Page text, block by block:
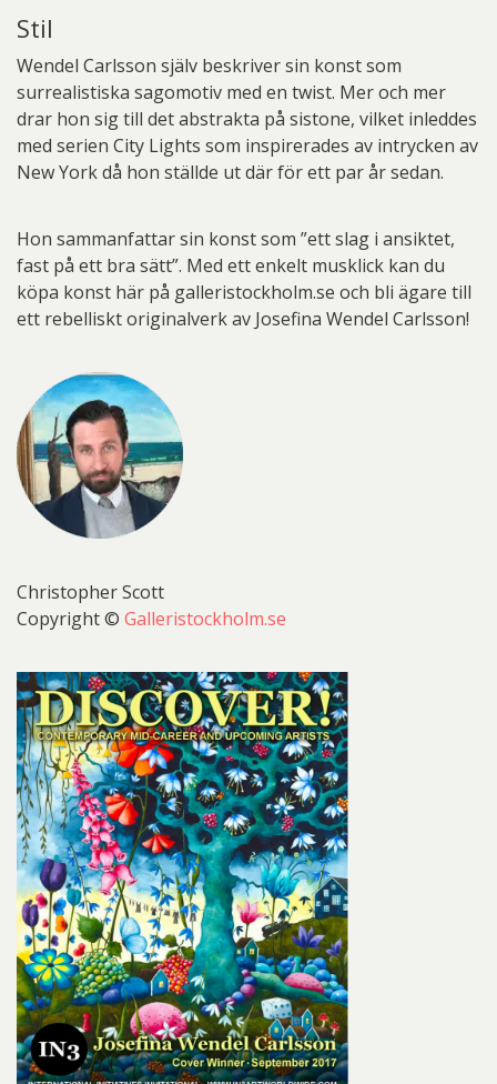
Stil
Wendel Carlsson själv beskriver sin konst som
surrealistiska sagomotiv med en twist. Mer och mer
drar hon sig till det abstrakta på sistone, vilket inleddes
med serien City Lights som inspirerades av intrycken av
New York då hon ställde ut där för ett par år sedan.
Hon sammanfattar sin konst som ”ett slag i ansiktet,
fast på ett bra sätt”. Med ett enkelt musklick kan du
köpa konst här på galleristockholm.se och bli ägare till
ett rebelliskt originalverk av Josefina Wendel Carlsson!
Christopher Scott
Copyright © Galleristockholm.se